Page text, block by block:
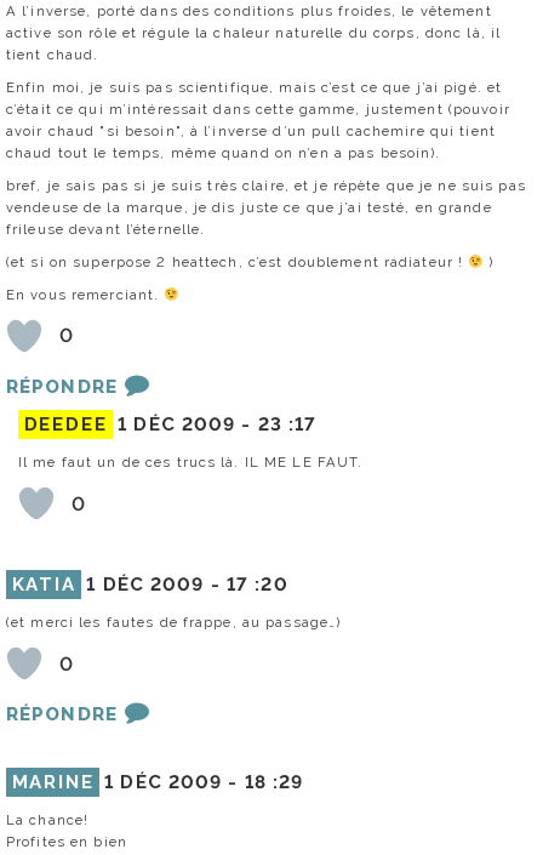
A l’inverse, porté dans des conditions plus froides, le vêtement
active son rôle et régule la chaleur naturelle du corps, donc là, il
tient chaud.
Enfin moi, je suis pas scientifique, mais c’est ce que j’ai pigé. et
c’était ce qui m’intéressait dans cette gamme, justement (pouvoir
avoir chaud "si besoin", à l’inverse d’un pull cachemire qui tient
chaud tout le temps, même quand on n’en a pas besoin).
bref, je sais pas si je suis très claire, et je répète que je ne suis pas
vendeuse de la marque, je dis juste ce que j’ai testé, en grande
frileuse devant l’éternelle.
(et si on superpose 2 heattech, c’est doublement radiateur !
)
En vous remerciant.
0
RÉPONDRE
DEEDEE 1 DÉC 2009 - 23 :17
Il me faut un de ces trucs là. IL ME LE FAUT.
0
KATIA 1 DÉC 2009 - 17 :20
(et merci les fautes de frappe, au passage…)
0
RÉPONDRE
MARINE 1 DÉC 2009 - 18 :29
La chance!
Profites en bien